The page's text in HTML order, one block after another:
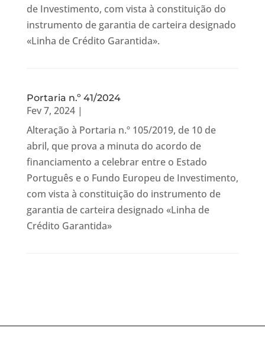
de Investimento, com vista à constituição do
instrumento de garantia de carteira designado
«Linha de Crédito Garantida».
Portaria n.º 41/2024
Fev 7, 2024|
Alteração à Portaria n.º 105/2019, de 10 de
abril, que prova a minuta do acordo de
financiamento a celebrar entre o Estado
Português e o Fundo Europeu de Investimento,
com vista à constituição do instrumento de
garantia de carteira designado «Linha de
Crédito Garantida»